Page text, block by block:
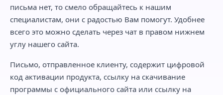
письма нет, то смело обращайтесь к нашим
специалистам, они с радостью Вам помогут. Удобнее
всего это можно сделать через чат в правом нижнем
углу нашего сайта.
Письмо, отправленное клиенту, содержит цифровой
код активации продукта, ссылку на скачивание
программы с официального сайта или ссылку на